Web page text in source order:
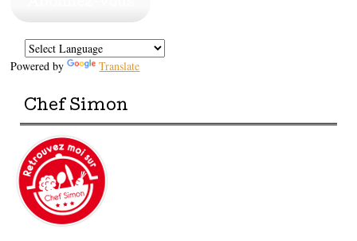
Powered by Translate
Chef Simon